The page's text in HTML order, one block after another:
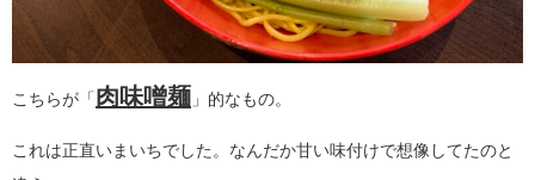
こちらが「 肉味噌麺 」的なもの。
これは正直いまいちでした。なんだか甘い味付けで想像してたのと